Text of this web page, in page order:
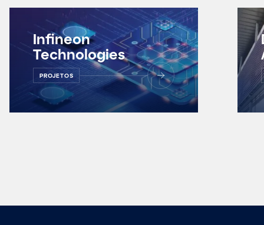
Infineon
Technologies
PROJETOS